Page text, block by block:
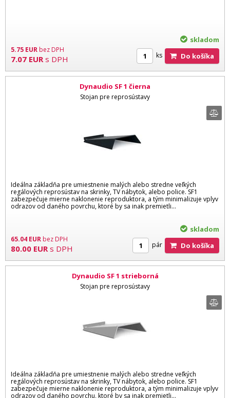
5.75 EURbez DPH
7.07 EUR s DPH
skladom
ks Do košíka
Dynaudio SF 1 čierna
Stojan pre reprosústavy
Ideálna základňa pre umiestnenie malých alebo stredne veľkých
regálových reprosústav na skrinky, TV nábytok, alebo police. SF1
zabezpečuje mierne naklonenie reproduktora, a tým minimalizuje vplyv
odrazov od daného povrchu, ktoré by sa inak premietli...
65.04 EURbez DPH
80.00 EUR s DPH
skladom
pár Do košíka
Dynaudio SF 1 strieborná
Stojan pre reprosústavy
Ideálna základňa pre umiestnenie malých alebo stredne veľkých
regálových reprosústav na skrinky, TV nábytok, alebo police. SF1
zabezpečuje mierne naklonenie reproduktora, a tým minimalizuje vplyv
odrazov od daného povrchu, ktoré by sa inak premietli...